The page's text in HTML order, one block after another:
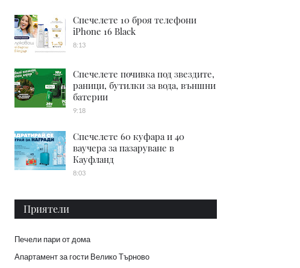
Спечелете 10 броя телефони
iPhone 16 Black
8:13
Спечелете почивка под звездите,
раници, бутилки за вода, външни
батерии
9:18
Спечелете 60 куфара и 40
ваучера за пазаруване в
Кауфланд
8:03
Приятели
Печели пари от дома
Апартамент за гости Велико Търново